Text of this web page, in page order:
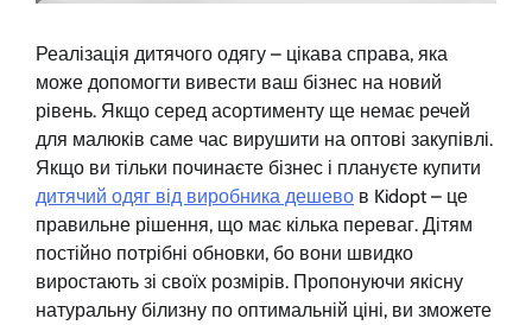
Реалізація дитячого одягу – цікава справа, яка
може допомогти вивести ваш бізнес на новий
рівень. Якщо серед асортименту ще немає речей
для малюків саме час вирушити на оптові закупівлі.
Якщо ви тільки починаєте бізнес і плануєте купити
дитячий одяг від виробника дешево в Kidopt – це
правильне рішення, що має кілька переваг. Дітям
постійно потрібні обновки, бо вони швидко
виростають зі своїх розмірів. Пропонуючи якісну
натуральну білизну по оптимальній ціні, ви зможете